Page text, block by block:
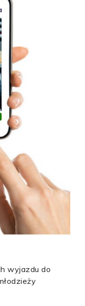
wyjazdu do